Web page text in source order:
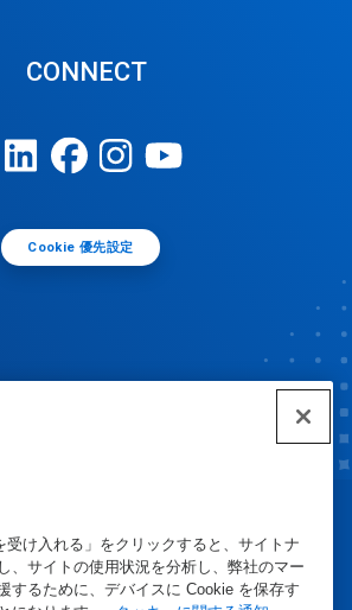
受け入れる」をクリックすると、サイトナ
、サイトの使用状況を分析し、弊社のマー
するために、デバイスに Cookie を保存す
CONNECT
Cookie 優先設定
© Ecolab Inc. 2025
|プライバシーポリシー|利用規約